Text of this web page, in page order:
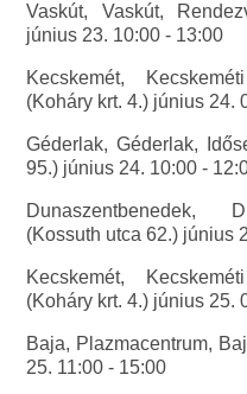
Vaskút, Vaskút,
június 23. 10:00 - 13:00
Kecskemét,
(Koháry krt. 4.) június 24.
Géderlak, Géderlak,
95.) június 24. 10:00 -
Dunaszentbenedek,
(Kossuth utca 62.) június
Kecskemét,
(Koháry krt. 4.) június 25.
Baja, Plazmacentrum,
25. 11:00 - 15:00